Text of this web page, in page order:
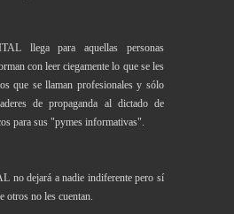
llega para aquellas personas
con leer ciegamente lo que se les
que se llaman profesionales y sólo
de propaganda al dictado de
para sus "pymes informativas".
no dejará a nadie indiferente pero sí
otros no les cuentan.